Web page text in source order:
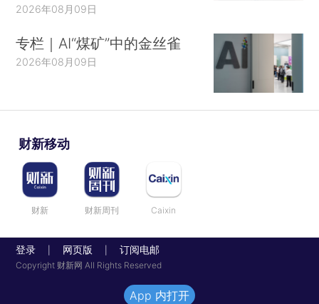
2026年08月09日
专栏｜AI“煤矿”中的金丝雀
2026年08月09日
财新移动
财新 财新周刊 Caixin
登录 网页版 订阅电邮
Copyright 财新网 All Rights Reserved
App 内打开